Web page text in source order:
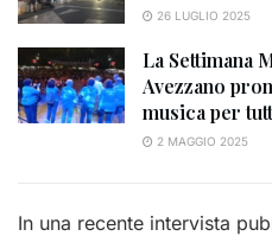
26 LUGLIO 2025
La Settimana
Avezzano
musica per
2 MAGGIO 2025
In una recente intervista